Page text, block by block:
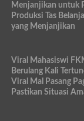
Menjanjikan untuk
Produksi Tas
yang Menjanjikan
Viral Mahasiswi
Berulang Kali
Viral Mal Pasang
Pastikan Situasi